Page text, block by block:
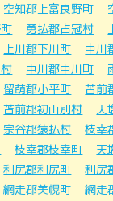
空知郡上富良野町
勇払郡占冠村
上川郡下川町
中川
中川郡中川町
留萌郡小平町
苫前
苫前郡初山別村
天
宗谷郡猿払村
枝幸
枝幸郡枝幸町
天
利尻郡利尻町
利尻
網走郡美幌町
網走